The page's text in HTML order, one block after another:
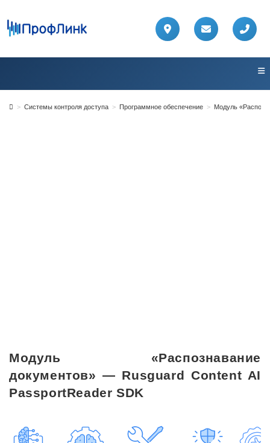
> Системы контроля доступа > Программное обеспечение > Модуль
Модуль «Распознавание
документов» — Rusguard Content AI
PassportReader SDK